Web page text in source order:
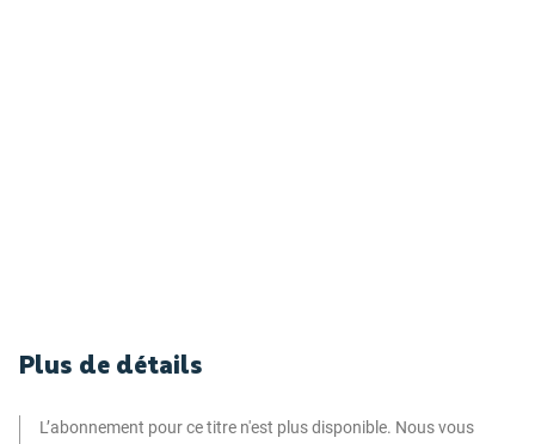
Plus de détails
L’abonnement pour ce titre n'est plus disponible. Nous vous